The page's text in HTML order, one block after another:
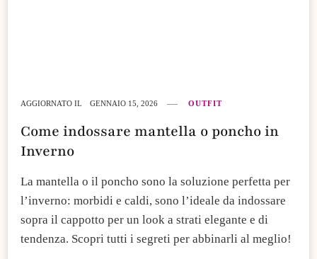
AGGIORNATO IL GENNAIO 15, 2026 OUTFIT
Come indossare mantella o poncho in
Inverno
La mantella o il poncho sono la soluzione perfetta per
l’inverno: morbidi e caldi, sono l’ideale da indossare
sopra il cappotto per un look a strati elegante e di
tendenza. Scopri tutti i segreti per abbinarli al meglio!